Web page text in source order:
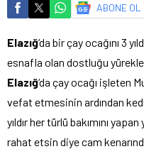
ABONE OL
Elazığ‘da bir çay ocağını 3
esnafla olan dostluğu yürekleri
Elazığ‘da çay ocağı işleten
vefat etmesinin ardından
yıldır her türlü bakımını
rahat etsin diye cam